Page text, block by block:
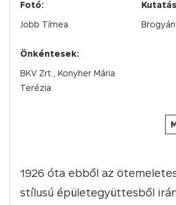
Fotó:
Jobb Tímea
Önkéntesek:
BKV Zrt., Konyher Mária
Terézia
1926 óta ebből az
stílusú épületegyüttesből